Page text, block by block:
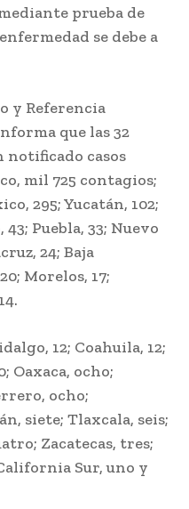
prueba de
se debe a
y Referencia
que las 32
notificado casos
mil 725 contagios;
295; Yucatán, 102;
Puebla, 33; Nuevo
24; Baja
Morelos, 17;
12; Coahuila, 12;
Oaxaca, ocho;
ocho;
siete; Tlaxcala, seis;
Zacatecas, tres;
Sur, uno y